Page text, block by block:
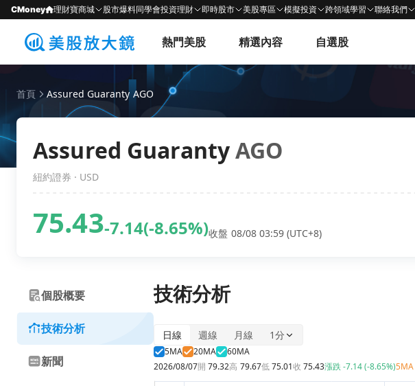
CMoney 理財寶商城 股市爆料同學會投資理財 即時股市 美股專區 模擬投資 跨領域學習 聯絡我們
熱門美股 精選內容 自選股
首頁 Assured Guaranty AGO
Assured GuarantyAGO
紐約證券 · USD
75.43-7.14(-8.65%)收盤 08/08 03:59 (UTC+8)
個股概要
技術分析
新聞
技術分析
日線 週線 月線 1分
5MA 20MA
60MA
2026/08/07開79.32高 79.67低75.01收 75.43漲跌-7.14 (-8.65%)5MA